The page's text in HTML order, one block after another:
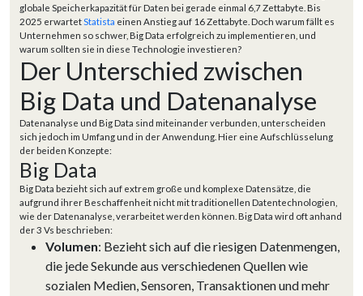
globale Speicherkapazität für Daten bei gerade einmal 6,7 Zettabyte. Bis
2025 erwartetStatista einen Anstieg auf 16 Zettabyte. Doch warum fällt es
Unternehmen so schwer, Big Data erfolgreich zu implementieren, und
warum sollten sie in diese Technologie investieren?
Der Unterschied zwischen
Big Data und Datenanalyse
Datenanalyse und Big Data sind miteinander verbunden, unterscheiden
sich jedoch im Umfang und in der Anwendung. Hier eine Aufschlüsselung
der beiden Konzepte:
Big Data
Big Data bezieht sich auf extrem große und komplexe Datensätze, die
aufgrund ihrer Beschaffenheit nicht mit traditionellen Datentechnologien,
wie der Datenanalyse, verarbeitet werden können. Big Data wird oft anhand
der 3 Vs beschrieben:
Volumen: Bezieht sich auf die riesigen Datenmengen,
die jede Sekunde aus verschiedenen Quellen wie
sozialen Medien, Sensoren, Transaktionen und mehr